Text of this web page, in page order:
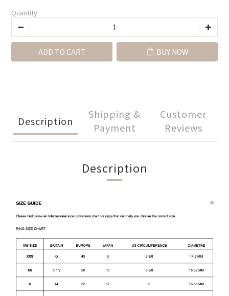
Quantity
ADD TO CART BUY NOW
Description
Shipping &
Payment
Customer
Reviews
Description